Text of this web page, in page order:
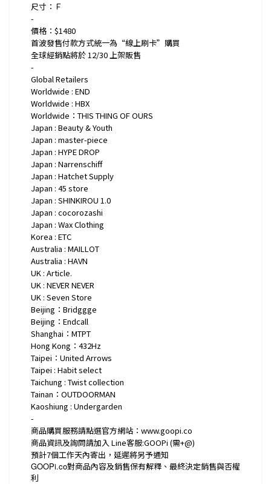
尺寸：Ｆ
-
價格：$1480
首波發售付款方式統一為“線上刷卡”購買
全球經銷點將於 12/30 上架販售
-
Global Retailers
Worldwide : END
Worldwide : HBX
Worldwide：THIS THING OF OURS
Japan : Beauty & Youth
Japan : master-piece
Japan : HYPE DROP
Japan : Narrenschiff
Japan : Hatchet Supply
Japan : 45 store
Japan : SHINKIROU 1.0
Japan : cocorozashi
Japan : Wax Clothing
Korea : ETC
Australia : MAILLOT
Australia : HAVN
UK : Article.
UK : NEVER NEVER
UK : Seven Store
Beijing：Bridggge
Beijing：Endcall
Shanghai：MTPT
Hong Kong：432Hz
Taipei：United Arrows
Taipei : Habit select
Taichung : Twist collection
Tainan：OUTDOORMAN
Kaoshiung : Undergarden
-
商品購買服務請點選官方網站：www.goopi.co
商品資訊及詢問請加入 Line客服:GOOPi (需+@)
預計7個工作天內寄出，延遲將另予通知
GOOPi.co對商品內容及銷售保有解釋、最終決定銷售與否權
利